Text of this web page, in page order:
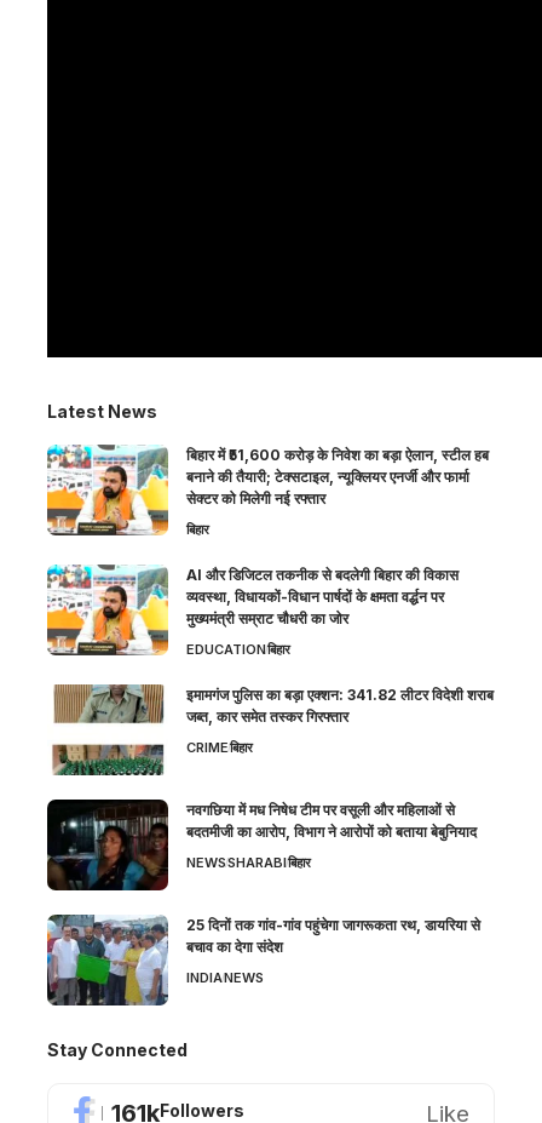
Latest News
बिहार में ₹51,600 करोड़ के निवेश का बड़ा ऐलान, स्टील हब
बनाने की तैयारी; टेक्सटाइल, न्यूक्लियर एनर्जी और फार्मा
सेक्टर को मिलेगी नई रफ्तार
बिहार
AI और डिजिटल तकनीक से बदलेगी बिहार की विकास
व्यवस्था, विधायकों-विधान पार्षदों के क्षमता वर्द्धन पर
मुख्यमंत्री सम्राट चौधरी का जोर
EDUCATIONबिहार
इमामगंज पुलिस का बड़ा एक्शन: 341.82 लीटर विदेशी शराब
जब्त, कार समेत तस्कर गिरफ्तार
CRIMEबिहार
नवगछिया में मध निषेध टीम पर वसूली और महिलाओं से
बदतमीजी का आरोप, विभाग ने आरोपों को बताया बेबुनियाद
NEWSSHARABIबिहार
25 दिनों तक गांव-गांव पहुंचेगा जागरूकता रथ, डायरिया से
बचाव का देगा संदेश
INDIANEWS
Stay Connected
161kFollowers Like